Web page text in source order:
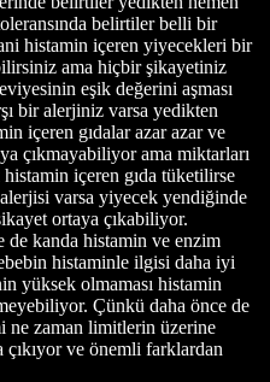
belirtiler belli bir
histamin içeren yiyecekleri bir
ama hiçbir şikayetiniz
eşik değerini aşması
bir alerjiniz varsa yedikten
içeren gıdalar azar azar ve
çıkmayabiliyor ama miktarları
içeren gıda tüketilirse
varsa yiyecek yendiğinde
ortaya çıkabiliyor.
de kanda histamin ve enzim
histaminle ilgisi daha iyi
yüksek olmaması histamin
Çünkü daha önce de
zaman limitlerin üzerine
çıkıyor ve önemli farklardan